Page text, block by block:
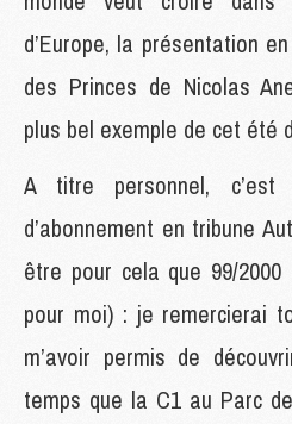
d’Europe, la présentation
des Princes de Nicolas
plus bel exemple de cet été
A titre personnel, c’est
d’abonnement en tribune
être pour cela que 99/
pour moi) : je remercierai
m’avoir permis de
temps que la C1 au Parc